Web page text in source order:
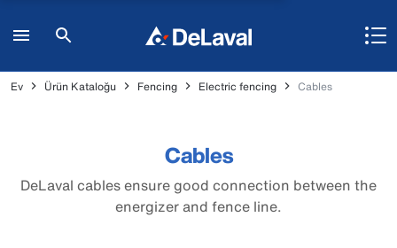
Ev Ürün Kataloğu Fencing Electric fencing Cables
Cables
DeLaval cables ensure good connection between the
energizer and fence line.